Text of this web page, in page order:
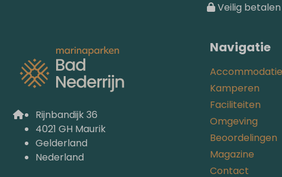
Veilig betalen
Rijnbandijk 36
4021 GH Maurik
Gelderland
Nederland
Navigatie
Kamperen
Faciliteiten
Omgeving
Beoordelingen
Magazine
Contact